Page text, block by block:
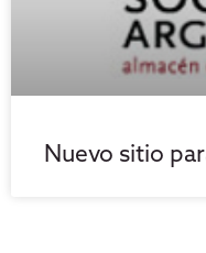
Nuevo sitio